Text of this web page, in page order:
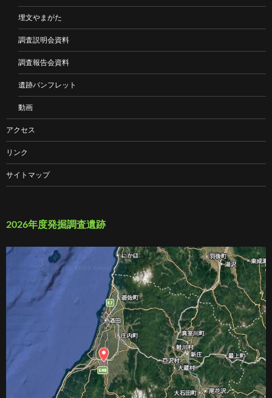
埋文やまがた
調査説明会資料
調査報告会資料
遺跡パンフレット
動画
アクセス
リンク
サイトマップ
2026年度発掘調査遺跡